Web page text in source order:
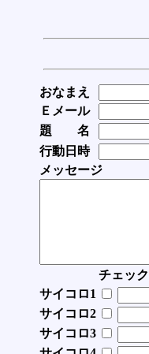
おなまえ
Ｅメール
題 名
行動日時
メッセージ
チェッ
サイコロ1
サイコロ2
サイコロ3